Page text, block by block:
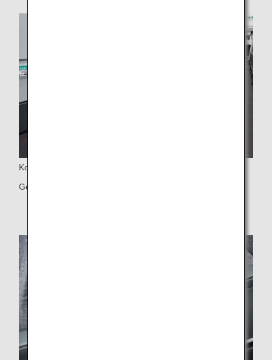
Koltuk Mesafesi
Geniş 38 inç (yaklaşık 97 cm) koltuk mesafesi